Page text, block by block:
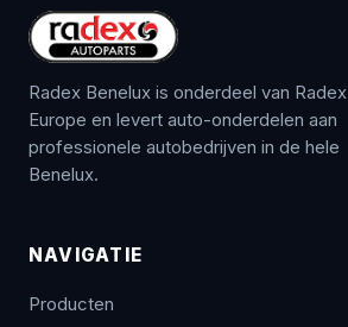
Radex Benelux is onderdeel van Radex
Europe en levert auto-onderdelen aan
professionele autobedrijven in de hele
Benelux.
NAVIGATIE
Producten